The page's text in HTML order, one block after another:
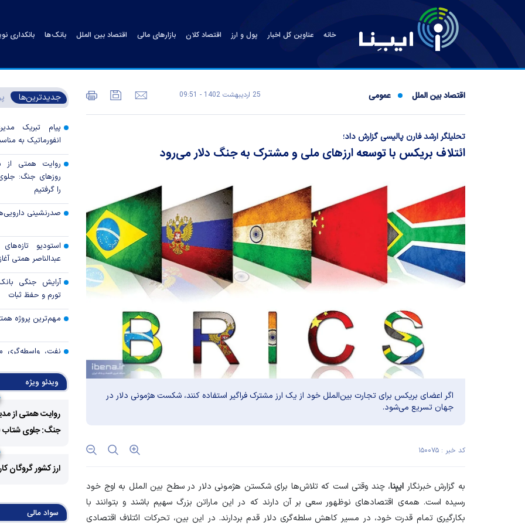
خانه عناوین کل اخبار پول و ارز اقتصاد کلان بازارهای مالی اقتصاد بین الملل بانک‌ها بانکداری
اقتصاد بین الملل عمومی 25 ارديبهشت 1402 - 09:51
تحلیلگر ارشد فارن پالیسی گزارش داد؛
ائتلاف بریکس با توسعه ارزهای ملی و مشترک به جنگ دلار می‌رود
اگر اعضای بریکس برای تجارت بین‌الملل خود از یک ارز مشترک فراگیر استفاده کنند، شکست هژمونی دلار در
جهان تسریع می‌شود.
کد خبر : ۱۵۰۰۷۵
به گزارش خبرنگار ایبِنا، چند وقتی است که تلاش‌ها برای شکستن هژمونی دلار در سطح بین الملل به اوج خود
رسیده است. همه‌ی اقتصاد‌های نوظهور سعی بر آن دارند که در این ماراتن بزرگ سهیم باشند و بتوانند با
بکارگیری تمام قدرت خود، در مسیر کاهش سلطه‌گری دلار قدم بردارند. در این بین، تحرکات ائتلاف اقتصادی
جدیدترین‌ها
پیام تبریک
انفورماتیک به
روایت همتی از
روزهای جنگ:
را گرفتیم
صدرنشینی
استودیو
عبدالناصر همتی
آرایش جنگی
تورم و حفظ ثبات
مهم‌ترین پروژه همتی
نفت، واسطه‌گری
خدمات بانک
رئیس کل بانک
مطبوعاتی بازار پول
نتایج نهمین
خبرنگاران؛ اعتبار
ویدئو ویژه
روایت همتی از
جنگ: جلوی شتاب
ارز کشور گروگان
سواد مالی